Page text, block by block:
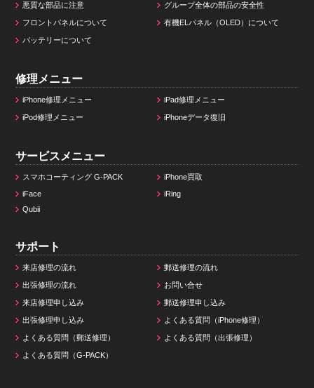
悪質な部品に注意 グループ全体の部品の安全性
フロントパネルについて 有機ELパネル（OLED）について
バッテリーについて
修理メニュー
iPhone修理メニュー iPad修理メニュー
iPod修理メニュー iPhoneデータ復旧
サービスメニュー
スマホコーティング G-PACK
iPhone買取
iFace
iRing
Qubii
サポート
来店修理の流れ 郵送修理の流れ
出張修理の流れ お問い合せ
来店修理申し込み 郵送修理申し込み
出張修理申し込み よくある質問（iPhone修理）
よくある質問（郵送修理） よくある質問（出張修理）
よくある質問（G-PACK）